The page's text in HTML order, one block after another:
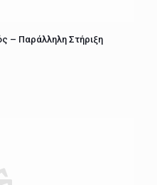
– Παράλληλη Στήριξη